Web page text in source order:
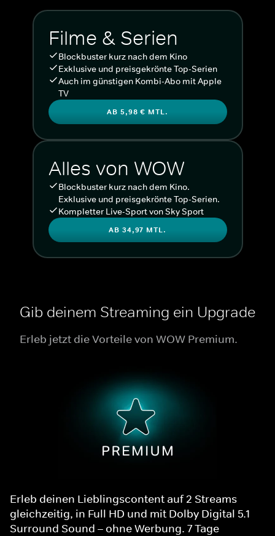
Filme & Serien
Blockbuster kurz nach dem Kino
Exklusive und preisgekrönte Top-Serien
Auch im günstigen Kombi-Abo mit Apple
TV
AB 5,98 € MTL.
Alles von WOW
Blockbuster kurz nach dem Kino.
Exklusive und preisgekrönte Top-Serien.
Kompletter Live-Sport von Sky Sport
AB 34,97 MTL.
Gib deinem Streaming ein Upgrade
Erleb jetzt die Vorteile von WOW Premium.
Erleb deinen Lieblingscontent auf 2 Streams
gleichzeitig, in Full HD und mit Dolby Digital 5.1
Surround Sound – ohne Werbung. 7 Tage